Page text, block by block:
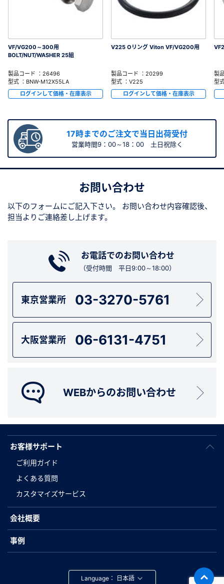
VF/VG200～300用
BOLT/NUT/WASHER 25組
製品コード ：26496
型式 ：BNW-M12X55LA
ログインして価格・在庫表示
V225 Oリング Viton VF/VG200用
製品コード ：20299
型式 ：V225
ログインして価格・在庫表示
製
型
17時までのご注文で当日出荷受付
営業時間9：00～18：00 土日祝除く
お問い合わせ
以下のフォームにご記入下さい。
お問い合わせ内容確認後、
担当よりご連絡差し上げます。
お電話でのお問い合わせ
（受付時間 平日9:00～18:00）
東京営業所 03-3270-5761
大阪営業所 06-6131-4751
WEBからのお問い合わせ
お客様サポート
ご利用ガイド
よくある質問
カスタマイズサービス
会社概要
事例
Language：